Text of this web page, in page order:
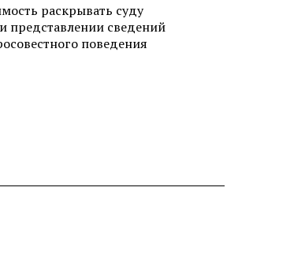
раскрывать суду
представлении сведений
поведения